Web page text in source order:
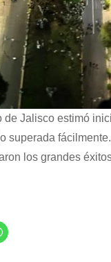
de Jalisco estimó
superada
los grandes